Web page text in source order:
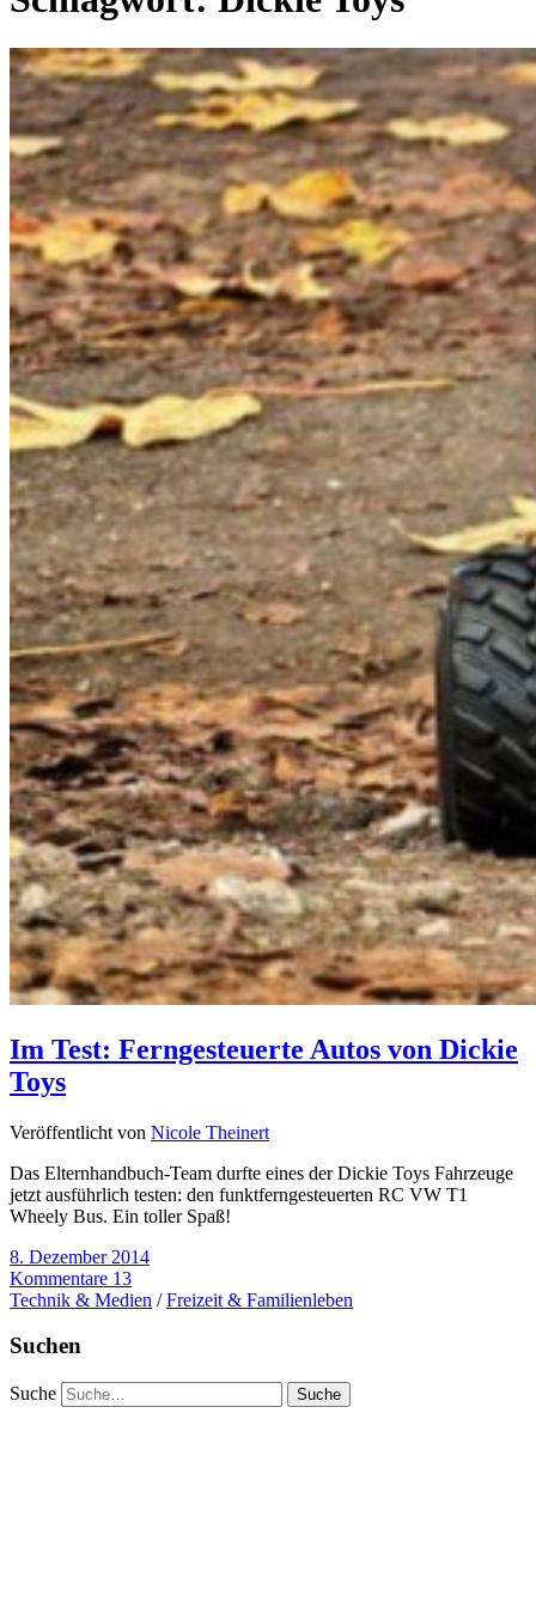
Im Test: Ferngesteuerte Autos von Dickie
Toys
Veröffentlicht von Nicole Theinert
Das Elternhandbuch-Team durfte eines der Dickie Toys Fahrzeuge
jetzt ausführlich testen: den funktferngesteuerten RC VW T1
Wheely Bus. Ein toller Spaß!
8. Dezember 2014
Kommentare 13
Technik & Medien /Freizeit & Familienleben
Suchen
Suche